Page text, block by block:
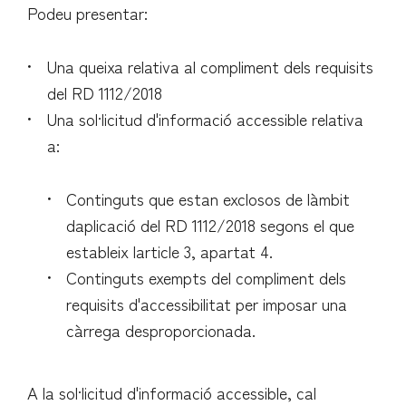
Podeu presentar:
Una queixa relativa al compliment dels requisits
del RD 1112/2018
Una sol·licitud d'informació accessible relativa
a:
Continguts que estan exclosos de làmbit
daplicació del RD 1112/2018 segons el que
estableix larticle 3, apartat 4.
Continguts exempts del compliment dels
requisits d'accessibilitat per imposar una
càrrega desproporcionada.
A la sol·licitud d'informació accessible, cal